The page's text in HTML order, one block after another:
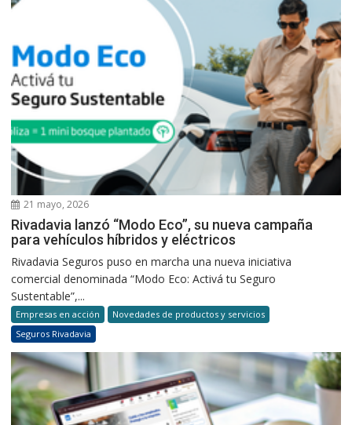
21 mayo, 2026
Rivadavia lanzó “Modo Eco”, su nueva campaña
para vehículos híbridos y eléctricos
Rivadavia Seguros puso en marcha una nueva iniciativa
comercial denominada “Modo Eco: Activá tu Seguro
Sustentable”,...
Empresas en acción
Novedades de productos y servicios
Seguros Rivadavia